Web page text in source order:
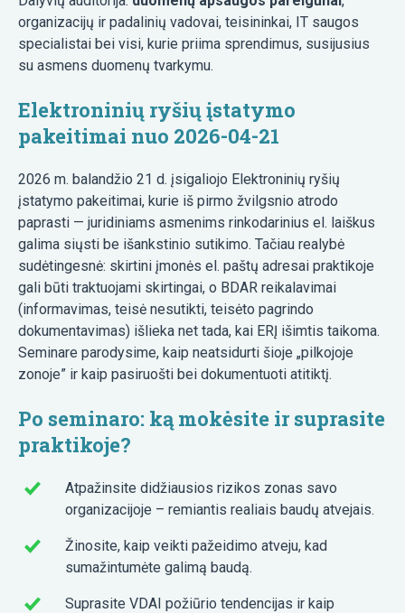
organizacijų ir padalinių vadovai, teisininkai, IT saugos
specialistai bei visi, kurie priima sprendimus, susijusius
su asmens duomenų tvarkymu.
Elektroninių ryšių įstatymo
pakeitimai nuo 2026-04-21
2026 m. balandžio 21 d. įsigaliojo Elektroninių ryšių
įstatymo pakeitimai, kurie iš pirmo žvilgsnio atrodo
paprasti — juridiniams asmenims rinkodarinius el. laiškus
galima siųsti be išankstinio sutikimo. Tačiau realybė
sudėtingesnė: skirtini įmonės el. paštų adresai praktikoje
gali būti traktuojami skirtingai, o BDAR reikalavimai
(informavimas, teisė nesutikti, teisėto pagrindo
dokumentavimas) išlieka net tada, kai ERĮ išimtis taikoma.
Seminare parodysime, kaip neatsidurti šioje „pilkojoje
zonoje” ir kaip pasiruošti bei dokumentuoti atitiktį.
Po seminaro: ką mokėsite ir suprasite
praktikoje?
Atpažinsite didžiausios rizikos zonas savo
organizacijoje – remiantis realiais baudų atvejais.
Žinosite, kaip veikti pažeidimo atveju, kad
sumažintumėte galimą baudą.
Suprasite VDAI požiūrio tendencijas ir kaip